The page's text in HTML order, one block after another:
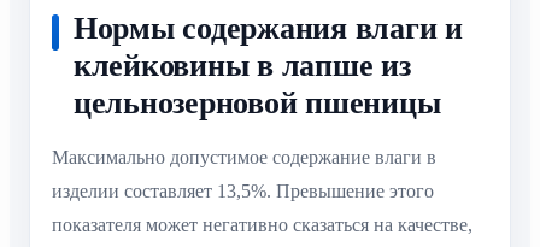
Нормы содержания влаги и
клейковины в лапше из
цельнозерновой пшеницы
Максимально допустимое содержание влаги в
изделии составляет 13,5%. Превышение этого
показателя может негативно сказаться на качестве,